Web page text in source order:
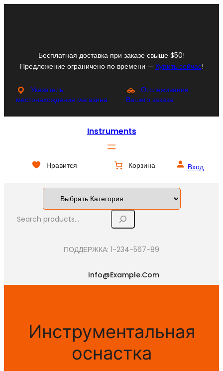
Бесплатная доставка при заказе свыше $50!
Предложение ограничено по времени — Купить сейчас!
Указатель
местонахождения магазина
Отслеживание
Вашего заказа
Instruments
Нравится Корзина Вход
S
ПОДДЕРЖКА: 1-234-567-89
Info@example.com
Инструментальная
оснастка